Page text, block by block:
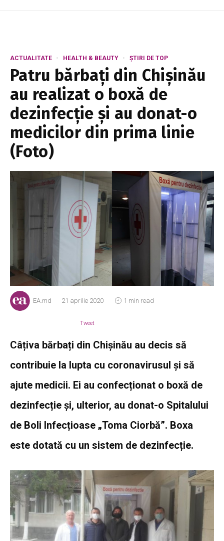
ACTUALITATE HEALTH & BEAUTY ȘTIRI DE TOP
Patru bărbați din Chișinău
au realizat o boxă de
dezinfecție și au donat-o
medicilor din prima linie
(Foto)
EA.md 21 aprilie 2020 1 min read
Tweet
Câțiva bărbați din Chișinău au decis să
contribuie la lupta cu coronavirusul și să
ajute medicii. Ei au confecționat o boxă de
dezinfecție și, ulterior, au donat-o Spitalului
de Boli Infecțioase „Toma Ciorbă”. Boxa
este dotată cu un sistem de dezinfecție.